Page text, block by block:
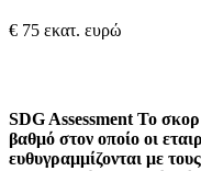
€ 75 εκατ. ευρώ
SDG Assessment Το
βαθμό στον οποίο οι
ευθυγραμμίζονται με